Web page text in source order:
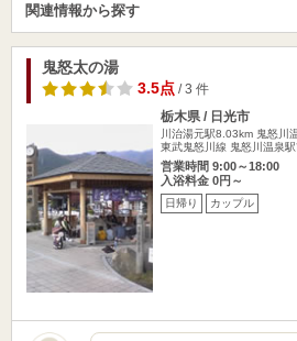
関連情報から探す
鬼怒太の湯
3.5点/ 3 件
栃木県 / 日光市
川治湯元駅8.03km 鬼怒川
東武鬼怒川線 鬼怒川温泉
営業時間 9:00～18:00
入浴料金 0円～
日帰り カップル